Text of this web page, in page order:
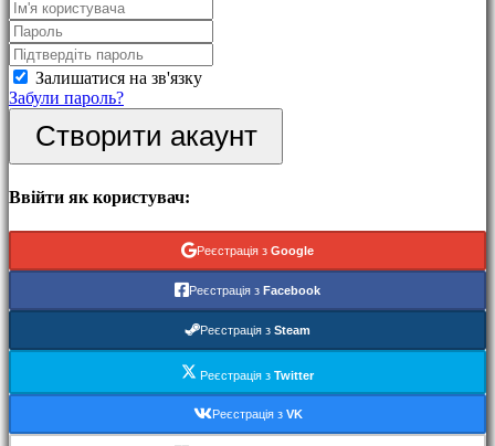
Події
Hовини
Медіа
Інструкція
Форум
IDC
Gifts
IDC
Plays
Підтримка
FAQ
Акаунт
Увійти
Залишатися на зв'язку
Забули пароль?
Створити акаунт
Ввійти як користувач:
Реєстрація з Google
Реєстрація з Facebook
Реєстрація з Steam
Реєстрація зTwitter
Реєстрація з VK